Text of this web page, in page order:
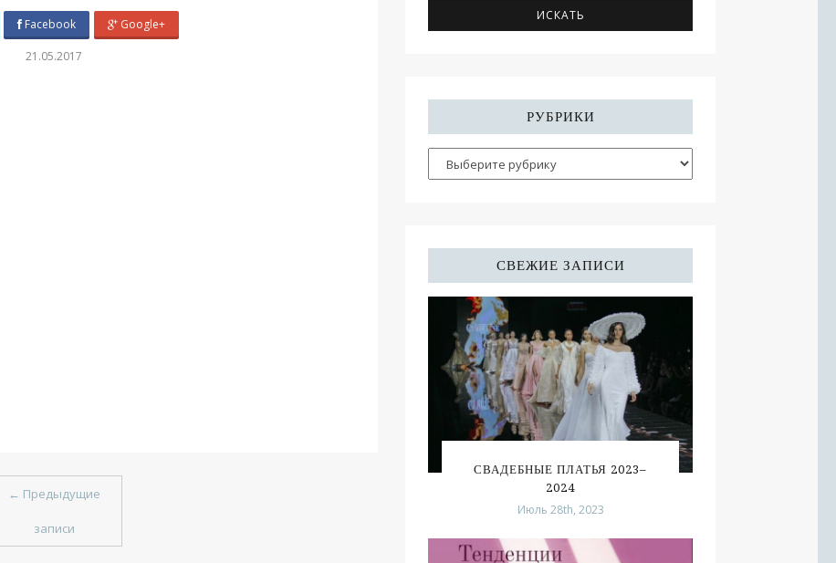
Facebook Google+
21.05.2017
← Предыдущие
записи
РУБРИКИ
СВЕЖИЕ ЗАПИСИ
СВАДЕБНЫЕ ПЛАТЬЯ 2023–
2024
Июль 28th, 2023